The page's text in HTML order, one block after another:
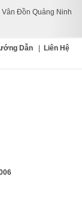
Đồn Quảng Ninh
Dẫn | Liên Hệ